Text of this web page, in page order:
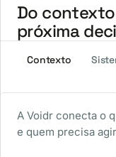
Do
próxima
Contexto
A Voidr conecta o
e quem precisa